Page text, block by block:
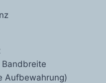
Aufbewahrung)